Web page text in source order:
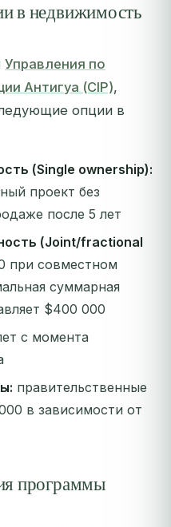
в недвижимость
Управления по
Антигуа (CIP),
опции в
(Single ownership):
проект без
после 5 лет
(Joint/fractional
при совместном
суммарная
$400 000
с момента
правительственные
в зависимости от
программы